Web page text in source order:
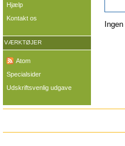
Hjælp
Kontakt os
VÆRKTØJER
Atom
Specialsider
Udskriftsvenlig udgave